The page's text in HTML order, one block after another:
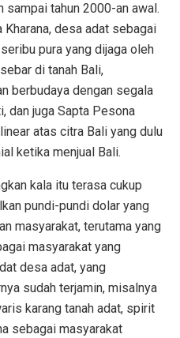
sampai tahun 2000-an awal.
desa adat sebagai
pura yang dijaga oleh
di tanah Bali,
berbudaya dengan segala
dan juga Sapta Pesona
atas citra Bali yang dulu
ketika menjual Bali.
kala itu terasa cukup
pundi-pundi dolar yang
masyarakat, terutama yang
masyarakat yang
desa adat, yang
sudah terjamin, misalnya
karang tanah adat, spirit
sebagai masyarakat